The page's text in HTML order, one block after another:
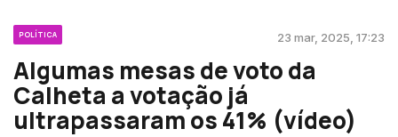
POLÍTICA 23 mar, 2025, 17:23
Algumas mesas de voto da
Calheta a votação já
ultrapassaram os 41% (vídeo)